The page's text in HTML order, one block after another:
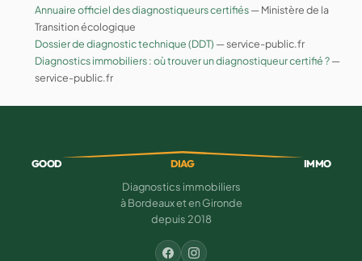
Annuaire officiel des diagnostiqueurs certifiés— Ministère de la
Transition écologique
Dossier de diagnostic technique (DDT) — service-public.fr
Diagnostics immobiliers : où trouver un diagnostiqueur certifié ?—
service-public.fr
GOOD DIAG IMMO
Diagnostics immobiliers
à Bordeaux et en Gironde
depuis 2018